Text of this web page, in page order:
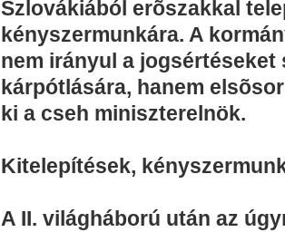
Szlovákiából erõszakkal
kényszermunkára. A
nem irányul a
kárpótlására, hanem
ki a cseh miniszterelnök.
Kitelepítések,
A II. világháború után az